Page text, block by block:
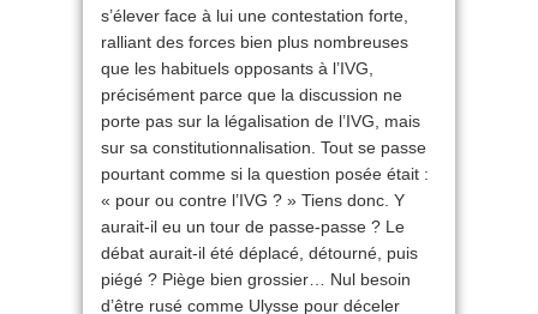
s’élever face à lui une contestation forte,
ralliant des forces bien plus nombreuses
que les habituels opposants à l’IVG,
précisément parce que la discussion ne
porte pas sur la légalisation de l’IVG, mais
sur sa constitutionnalisation. Tout se passe
pourtant comme si la question posée était :
« pour ou contre l’IVG ? » Tiens donc. Y
aurait-il eu un tour de passe-passe ? Le
débat aurait-il été déplacé, détourné, puis
piégé ? Piège bien grossier… Nul besoin
d’être rusé comme Ulysse pour déceler